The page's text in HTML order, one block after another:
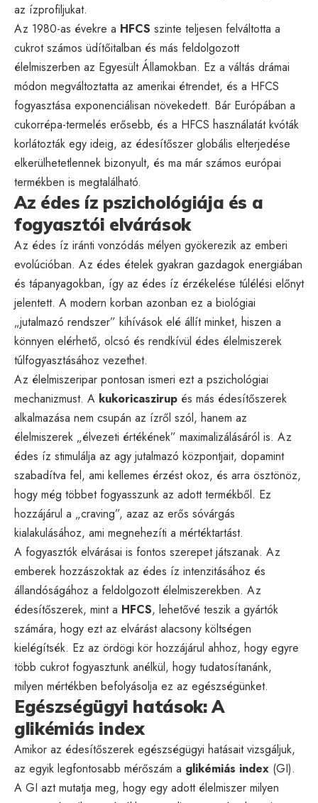
az ízprofiljukat.
Az 1980-as évekre a HFCS szinte teljesen felváltotta a
cukrot számos üdítőitalban és más feldolgozott
élelmiszerben az Egyesült Államokban. Ez a váltás drámai
módon megváltoztatta az amerikai étrendet, és a HFCS
fogyasztása exponenciálisan növekedett. Bár Európában a
cukorrépa-termelés erősebb, és a HFCS használatát kvóták
korlátozták egy ideig, az édesítőszer globális elterjedése
elkerülhetetlennek bizonyult, és ma már számos európai
termékben is megtalálható.
Az édes íz pszichológiája és a
fogyasztói elvárások
Az édes íz iránti vonzódás mélyen gyökerezik az emberi
evolúcióban. Az édes ételek gyakran gazdagok energiában
és tápanyagokban, így az édes íz érzékelése túlélési előnyt
jelentett. A modern korban azonban ez a biológiai
„jutalmazó rendszer” kihívások elé állít minket, hiszen a
könnyen elérhető, olcsó és rendkívül édes élelmiszerek
túlfogyasztásához vezethet.
Az élelmiszeripar pontosan ismeri ezt a pszichológiai
mechanizmust. A kukoricaszirup és más édesítőszerek
alkalmazása nem csupán az ízről szól, hanem az
élelmiszerek „élvezeti értékének” maximalizálásáról is. Az
édes íz stimulálja az agy jutalmazó központjait, dopamint
szabadítva fel, ami kellemes érzést okoz, és arra ösztönöz,
hogy még többet fogyasszunk az adott termékből. Ez
hozzájárul a „craving”, azaz az erős sóvárgás
kialakulásához, ami megnehezíti a mértéktartást.
A fogyasztók elvárásai is fontos szerepet játszanak. Az
emberek hozzászoktak az édes íz intenzitásához és
állandóságához a feldolgozott élelmiszerekben. Az
édesítőszerek, mint a HFCS, lehetővé teszik a gyártók
számára, hogy ezt az elvárást alacsony költségen
kielégítsék. Ez az ördögi kör hozzájárul ahhoz, hogy egyre
több cukrot fogyasztunk anélkül, hogy tudatosítanánk,
milyen mértékben befolyásolja ez az egészségünket.
Egészségügyi hatások: A
glikémiás index
Amikor az édesítőszerek egészségügyi hatásait vizsgáljuk,
az egyik legfontosabb mérőszám a glikémiás index (GI).
A GI azt mutatja meg, hogy egy adott élelmiszer milyen